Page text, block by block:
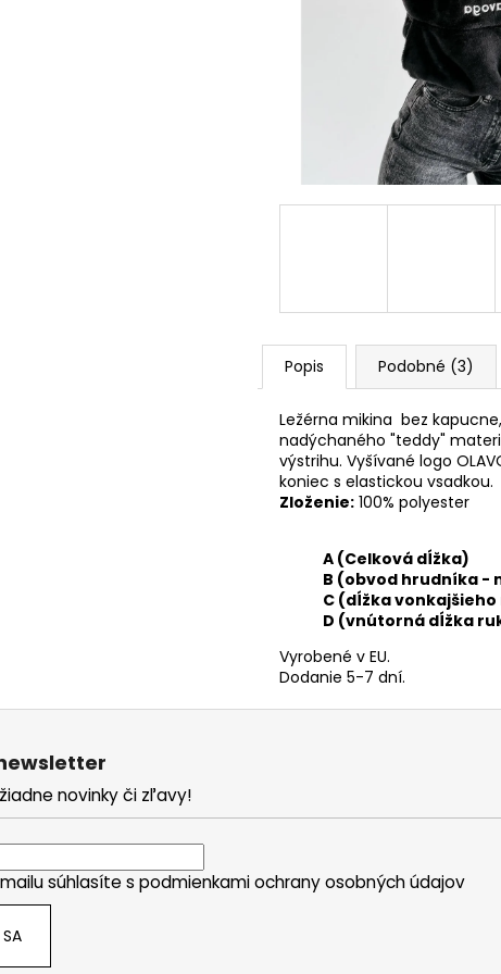
Popis Podobné (3)
Ležérna mikina bez
nadýchaného "teddy"
výstrihu. Vyšívané logo
koniec s elastickou vsadkou.
Zloženie: 100% polyester
A (Celková dĺžka)
B (obvod hrudníka -
C (dĺžka
D (vnútorná dĺžka
Vyrobené v EU.
Dodanie 5-7 dní.
novinky či zľavy!
súhlasíte s podmienkami ochrany osobných údajov